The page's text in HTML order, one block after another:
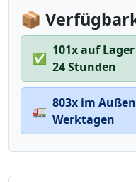
📦
✅
101x auf
24 Stunden
🚛
803x im
Werktagen